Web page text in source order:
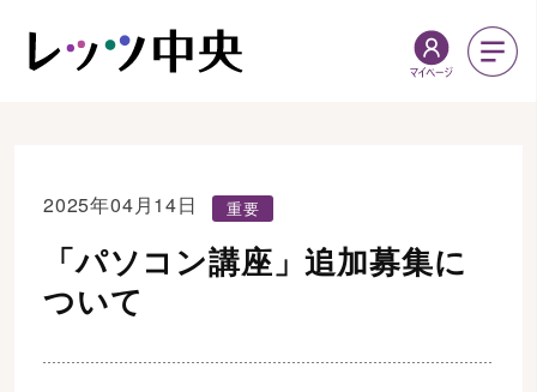
2025年04月14日 重要
「パソコン講座」追加募集に
ついて